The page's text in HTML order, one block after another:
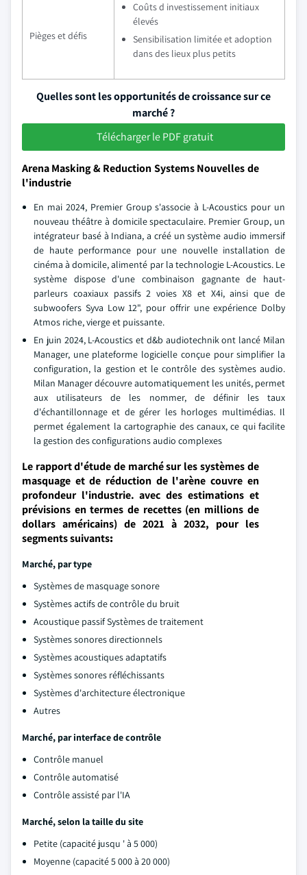
Pièges et défis
Coûts d investissement initiaux
élevés
Sensibilisation limitée et adoption
dans des lieux plus petits
Quelles sont les opportunités de croissance sur ce
marché ?
Télécharger le PDF gratuit
Arena Masking & Reduction Systems Nouvelles de
l'industrie
En mai 2024, Premier Group s'associe à L-Acoustics pour un
nouveau théâtre à domicile spectaculaire. Premier Group, un
intégrateur basé à Indiana, a créé un système audio immersif
de haute performance pour une nouvelle installation de
cinéma à domicile, alimenté par la technologie L-Acoustics. Le
système dispose d'une combinaison gagnante de haut-
parleurs coaxiaux passifs 2 voies X8 et X4i, ainsi que de
subwoofers Syva Low 12", pour offrir une expérience Dolby
Atmos riche, vierge et puissante.
En juin 2024, L-Acoustics et d&b audiotechnik ont lancé Milan
Manager, une plateforme logicielle conçue pour simplifier la
configuration, la gestion et le contrôle des systèmes audio.
Milan Manager découvre automatiquement les unités, permet
aux utilisateurs de les nommer, de définir les taux
d'échantillonnage et de gérer les horloges multimédias. Il
permet également la cartographie des canaux, ce qui facilite
la gestion des configurations audio complexes
Le rapport d'étude de marché sur les systèmes de
masquage et de réduction de l'arène couvre en
profondeur l'industrie. avec des estimations et
prévisions en termes de recettes (en millions de
dollars américains) de 2021 à 2032, pour les
segments suivants:
Marché, par type
Systèmes de masquage sonore
Systèmes actifs de contrôle du bruit
Acoustique passif Systèmes de traitement
Systèmes sonores directionnels
Systèmes acoustiques adaptatifs
Systèmes sonores réfléchissants
Systèmes d'architecture électronique
Autres
Marché, par interface de contrôle
Contrôle manuel
Contrôle automatisé
Contrôle assisté par l'IA
Marché, selon la taille du site
Petite (capacité jusqu ' à 5 000)
Moyenne (capacité 5 000 à 20 000)